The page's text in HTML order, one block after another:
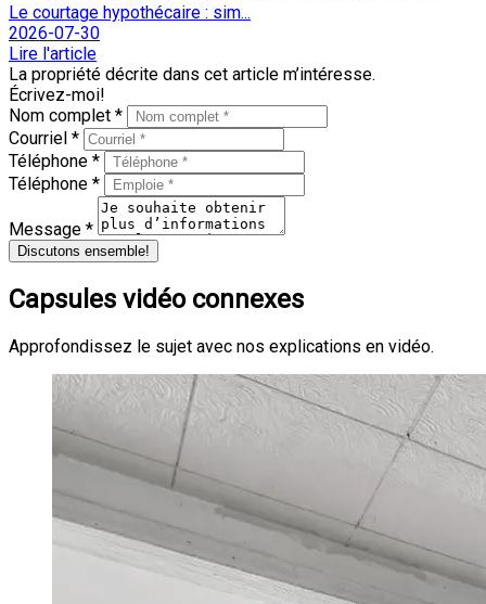
Le courtage hypothécaire : sim...
2026-07-30
Lire l'article
La propriété décrite dans cet article m’intéresse.
Écrivez-moi!
Nom complet *
Courriel *
Téléphone *
Téléphone *
Message *
Discutons ensemble!
Capsules vidéo connexes
Approfondissez le sujet avec nos explications en vidéo.